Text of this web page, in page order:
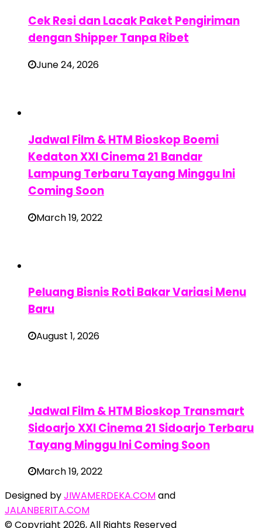
Cek Resi dan Lacak Paket Pengiriman
dengan Shipper Tanpa Ribet
June 24, 2026
Jadwal Film & HTM Bioskop Boemi
Kedaton XXI Cinema 21 Bandar
Lampung Terbaru Tayang Minggu Ini
Coming Soon
March 19, 2022
Peluang Bisnis Roti Bakar Variasi Menu
Baru
August 1, 2026
Jadwal Film & HTM Bioskop Transmart
Sidoarjo XXI Cinema 21 Sidoarjo Terbaru
Tayang Minggu Ini Coming Soon
March 19, 2022
Designed byJIWAMERDEKA.COMand
JALANBERITA.COM
© Copyright 2026, All Rights Reserved